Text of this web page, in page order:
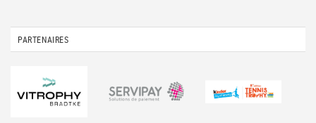
PARTENAIRES